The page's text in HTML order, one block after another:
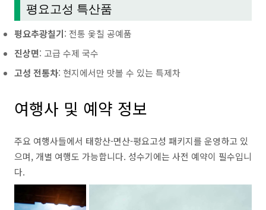
평요고성 특산품
평요추광칠기: 전통 옻칠 공예품
진상면: 고급 수제 국수
고성 전통차: 현지에서만 맛볼 수 있는 특제차
여행사 및 예약 정보
주요 여행사들에서 태항산-면산-평요고성 패키지를 운영하고 있
으며, 개별 여행도 가능합니다. 성수기에는 사전 예약이 필수입니
다.